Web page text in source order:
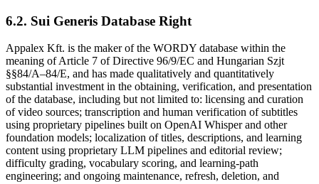
6.2. Sui Generis Database Right
Appalex Kft. is the maker of the WORDY database within the
meaning of Article 7 of Directive 96/9/EC and Hungarian Szjt
§§84/A–84/E, and has made qualitatively and quantitatively
substantial investment in the obtaining, verification, and presentation
of the database, including but not limited to: licensing and curation
of video sources; transcription and human verification of subtitles
using proprietary pipelines built on OpenAI Whisper and other
foundation models; localization of titles, descriptions, and learning
content using proprietary LLM pipelines and editorial review;
difficulty grading, vocabulary scoring, and learning-path
engineering; and ongoing maintenance, refresh, deletion, and